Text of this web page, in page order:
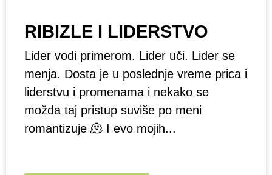
RIBIZLE I LIDERSTVO
Lider vodi primerom. Lider uči. Lider se
menja. Dosta je u poslednje vreme prica i
liderstvu i promenama i nekako se
možda taj pristup suviše po meni
romantizuje 🫠 I evo mojih...